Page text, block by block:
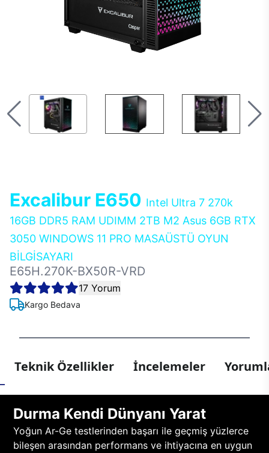
Excalibur E650 Intel Ultra 7 270k
16GB DDR5 RAM UDIMM 2TB M2 Asus 6GB RTX
3050 WINDOWS 11 PRO MASAÜSTÜ OYUN
BİLGİSAYARI
E65H.270K-BX50R-VRD
17 Yorum
Kargo Bedava
Teknik Özellikler İncelemeler
Durma Kendi Dünyanı Yarat
Yoğun Ar-Ge testlerinden başarı ile geçmiş yüzlerce
bileşen arasından performans ve ihtiyacına en uygun